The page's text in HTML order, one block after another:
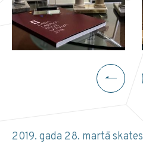
2019. gada 28. martā skates